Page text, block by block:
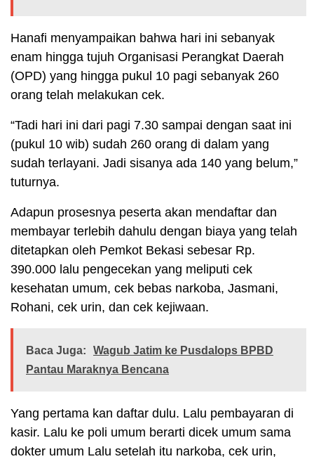
Hanafi menyampaikan bahwa hari ini sebanyak
enam hingga tujuh Organisasi Perangkat Daerah
(OPD) yang hingga pukul 10 pagi sebanyak 260
orang telah melakukan cek.
“Tadi hari ini dari pagi 7.30 sampai dengan saat ini
(pukul 10 wib) sudah 260 orang di dalam yang
sudah terlayani. Jadi sisanya ada 140 yang belum,”
tuturnya.
Adapun prosesnya peserta akan mendaftar dan
membayar terlebih dahulu dengan biaya yang telah
ditetapkan oleh Pemkot Bekasi sebesar Rp.
390.000 lalu pengecekan yang meliputi cek
kesehatan umum, cek bebas narkoba, Jasmani,
Rohani, cek urin, dan cek kejiwaan.
Baca Juga:
Wagub Jatim ke Pusdalops BPBD
Pantau Maraknya Bencana
Yang pertama kan daftar dulu. Lalu pembayaran di
kasir. Lalu ke poli umum berarti dicek umum sama
dokter umum Lalu setelah itu narkoba, cek urin,